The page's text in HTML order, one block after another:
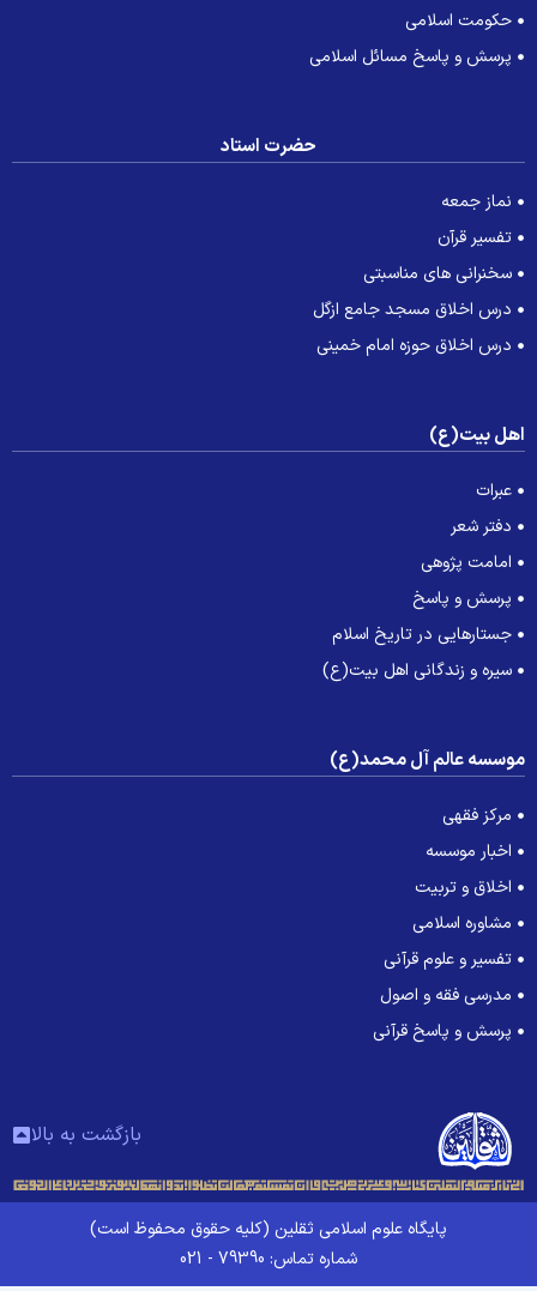
حکومت اسلامی
پرسش و پاسخ مسائل اسلامی
حضرت استاد
نماز جمعه
تفسیر قرآن
سخنرانی های مناسبتی
درس اخلاق مسجد جامع ازگل
درس اخلاق حوزه امام خمینی
بیت(ع)
عبرات
دفتر شعر
امامت پژوهی
پرسش و پاسخ
جستارهایی در تاریخ اسلام
سیره و زندگانی اهل بیت(ع)
عالم آل محمد(ع)
مرکز فقهی
اخبار موسسه
اخلاق و تربیت
مشاوره اسلامی
تفسیر و علوم قرآنی
مدرسی فقه و اصول
پرسش و پاسخ قرآنی
بازگشت به بالا
پایگاه علوم اسلامی ثقلین (کلیه حقوق محفوظ است)
شماره تماس: 79390 - 021